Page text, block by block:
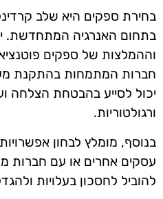
בחירת ספקים היא שלב
בתחום האנרגיה המתחדשת.
וההמלצות של ספקים
חברות המתמחות בהתקנת
יכול לסייע בהבטחת הצלחה
ורגולטוריות.
בנוסף, מומלץ לבחון
עסקים אחרים או עם חברות
להוביל לחסכון בעלויות